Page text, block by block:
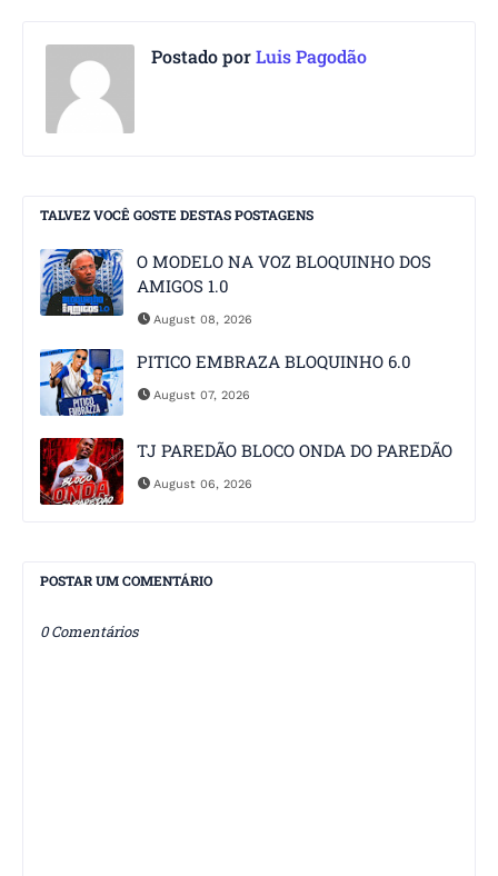
Postado porLuis Pagodão
TALVEZ VOCÊ GOSTE DESTAS POSTAGENS
O MODELO NA VOZ BLOQUINHO DOS
AMIGOS 1.0
August 08, 2026
PITICO EMBRAZA BLOQUINHO 6.0
August 07, 2026
TJ PAREDÃO BLOCO ONDA DO PAREDÃO
August 06, 2026
POSTAR UM COMENTÁRIO
0 Comentários